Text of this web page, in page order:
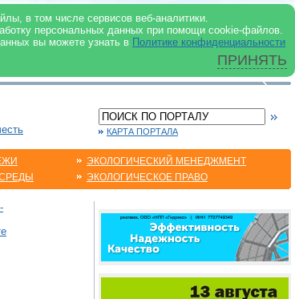
в том числе сервисов веб-аналитики.
персональных данных при помощи cookie-файлов.
вы можете узнать в Политике конфиденциальности
ПРИНЯТЬ
КАРТА ПОРТАЛА
ЭКОЛОГИЧЕСКИЙ МЕНЕДЖМЕНТ
ЭКОЛОГИЧЕСКОЕ ПРАВО